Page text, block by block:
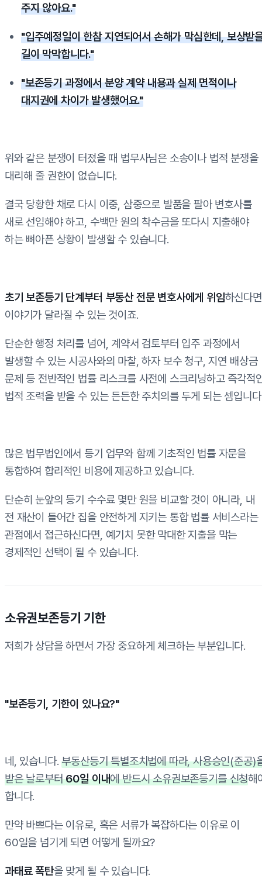
주지 않아요."
"입주예정일이 한참 지연되어서 손해가 막심한데, 보상받
길이 막막합니다."
"보존등기 과정에서 분양 계약 내용과 실제 면적이나
대지권에 차이가 발생했어요."
위와 같은 분쟁이 터졌을 때 법무사님은 소송이나 법적 분쟁을
대리해 줄 권한이 없습니다.
결국 당황한 채로 다시 이중, 삼중으로 발품을 팔아 변호사를
새로 선임해야 하고, 수백만 원의 착수금을 또다시 지출해야
하는 뼈아픈 상황이 발생할 수 있습니다.
초기 보존등기 단계부터 부동산 전문 변호사에게 위임하신다면
이야기가 달라질 수 있는 것이죠.
단순한 행정 처리를 넘어, 계약서 검토부터 입주 과정에서
발생할 수 있는 시공사와의 마찰, 하자 보수 청구, 지연 배상금
문제 등 전반적인 법률 리스크를 사전에 스크리닝하고 즉각적
법적 조력을 받을 수 있는 든든한 주치의를 두게 되는 셈입니
많은 법무법인에서 등기 업무와 함께 기초적인 법률 자문을
통합하여 합리적인 비용에 제공하고 있습니다.
단순히 눈앞의 등기 수수료 몇만 원을 비교할 것이 아니라, 내
전 재산이 들어간 집을 안전하게 지키는 통합 법률 서비스라는
관점에서 접근하신다면, 예기치 못한 막대한 지출을 막는
경제적인 선택이 될 수 있습니다.
소유권보존등기 기한
저희가 상담을 하면서 가장 중요하게 체크하는 부분입니다.
"보존등기, 기한이 있나요?"
네, 있습니다.부동산등기 특별조치법에 따라, 사용승인(준공)
받은 날로부터60일 이내에 반드시 소유권보존등기를 신청해
합니다.
만약 바쁘다는 이유로, 혹은 서류가 복잡하다는 이유로 이
60일을 넘기게 되면 어떻게 될까요?
과태료 폭탄을 맞게 될 수 있습니다.